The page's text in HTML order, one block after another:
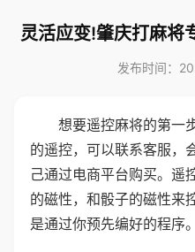
灵活应变!肇庆打麻将
发布时间：
想要遥控麻将的第一
的遥控，可以联系客服，
己通过电商平台购买。遥
的磁性，和骰子的磁性来
是通过你预先编好的程序。